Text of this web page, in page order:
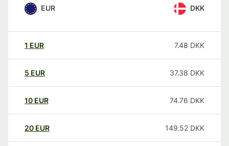
EUR DKK
1 EUR 7.48 DKK
5 EUR 37.38 DKK
10 EUR 74.76 DKK
20 EUR 149.52 DKK